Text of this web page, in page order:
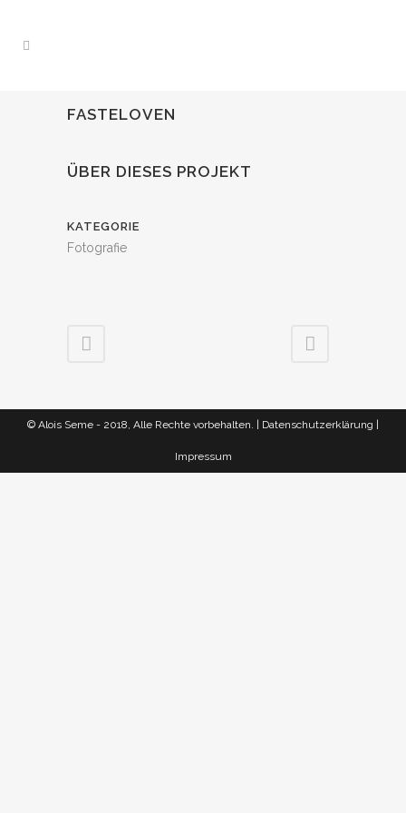
FASTELOVEN
ÜBER DIESES PROJEKT
KATEGORIE
Fotografie
© Alois Seme - 2018, Alle Rechte vorbehalten. | Datenschutzerklärung
Impressum